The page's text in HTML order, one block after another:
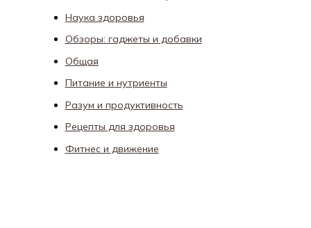
Наука здоровья
Обзоры: гаджеты и добавки
Общая
Питание и нутриенты
Разум и продуктивность
Рецепты для здоровья
Фитнес и движение